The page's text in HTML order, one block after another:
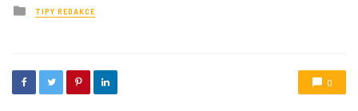
Posted
in
TIPY REDAKCE
0